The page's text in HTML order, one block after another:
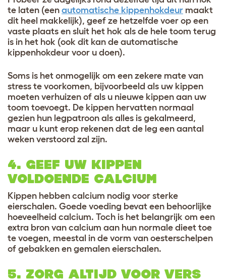
te laten (een automatische kippenhokdeur maakt
dit heel makkelijk), geef ze hetzelfde voer op een
vaste plaats en sluit het hok als de hele toom terug
is in het hok (ook dit kan de automatische
kippenhokdeur voor u doen).
Soms is het onmogelijk om een zekere mate van
stress te voorkomen, bijvoorbeeld als uw kippen
moeten verhuizen of als u nieuwe kippen aan uw
toom toevoegt. De kippen hervatten normaal
gezien hun legpatroon als alles is gekalmeerd,
maar u kunt erop rekenen dat de leg een aantal
weken verstoord zal zijn.
4. GEEF UW KIPPEN
VOLDOENDE CALCIUM
Kippen hebben calcium nodig voor sterke
eierschalen. Goede voeding bevat een behoorlijke
hoeveelheid calcium. Toch is het belangrijk om een
extra bron van calcium aan hun normale dieet toe
te voegen, meestal in de vorm van oesterschelpen
of gebakken en gemalen eierschalen.
5. ZORG ALTIJD VOOR VERS